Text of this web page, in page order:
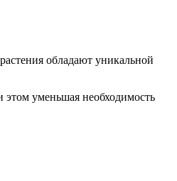
обладают уникальной
уменьшая необходимость